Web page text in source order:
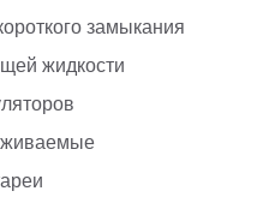
замыкания
жидкости